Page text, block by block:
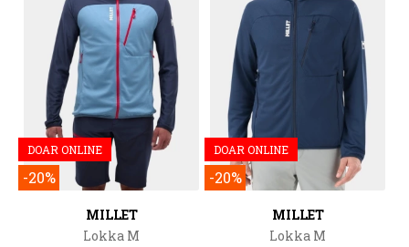
DOAR ONLINE
-20%
MILLET
Lokka M
DOAR ONLINE
-20%
MILLET
Lokka M